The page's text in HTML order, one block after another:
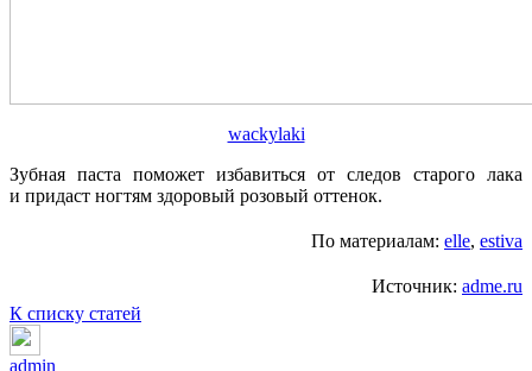
wackylaki
Зубная паста поможет избавиться от следов старого лака
и придаст ногтям здоровый розовый оттенок.
По материалам: elle, estiva
Источник: adme.ru
К списку статей
admin